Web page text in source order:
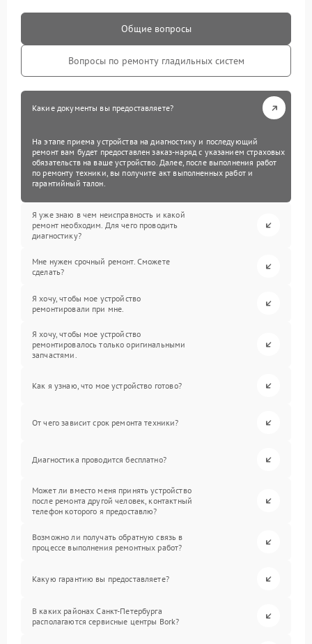
Общие вопросы
Вопросы по ремонту гладильных систем
Какие документы вы предоставляете?
На этапе приема устройства на диагностику и последующий
ремонт вам будет предоставлен заказ-наряд с указанием страховых
обязательств на ваше устройство. Далее, после выполнения работ
по ремонту техники, вы получите акт выполненных работ и
гарантийный талон.
Я уже знаю в чем неисправность и какой
ремонт необходим. Для чего проводить
диагностику?
Мне нужен срочный ремонт. Сможете
сделать?
Я хочу, чтобы мое устройство
ремонтировали при мне.
Я хочу, чтобы мое устройство
ремонтировалось только оригинальными
запчастями.
Как я узнаю, что мое устройство готово?
От чего зависит срок ремонта техники?
Диагностика проводится бесплатно?
Может ли вместо меня принять устройство
после ремонта другой человек, контактный
телефон которого я предоставлю?
Возможно ли получать обратную связь в
процессе выполнения ремонтных работ?
Какую гарантию вы предоставляете?
В каких районах Санкт-Петербурга
располагаются сервисные центры Bork?